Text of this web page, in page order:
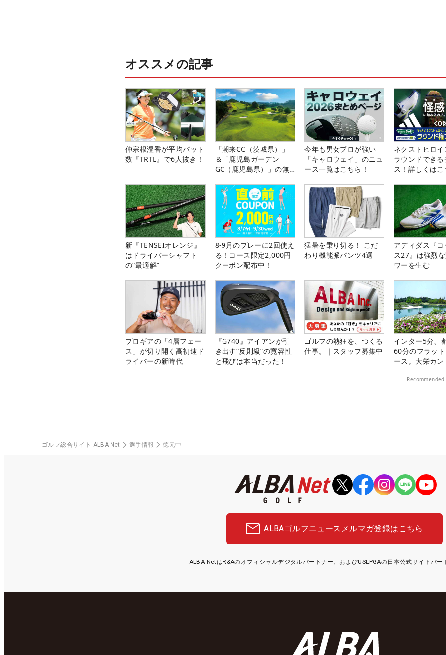
オススメの記事
仲宗根澄香が平均パット
数『TRTL』で6人抜き！
「潮来CC（茨城県）」
＆「鹿児島ガーデン
GC（鹿児島県）」の無
今年も男女プロが強い
「キャロウェイ」のニュ
ース一覧はこちら！
ネクストヒロイ
ラウンドできる
ス！詳しくはこ
新『TENSEIオレンジ』
はドライバーシャフト
の“最適解”
8-9月のプレーに2回使え
る！コース限定2,000円
クーポン配布中！
猛暑を乗り切る！ こだ
わり機能派パンツ4選
アディダス『コ
ス27』は強烈
ワーを生む
プロギアの「4層フェー
ス」が切り開く高初速ド
ライバーの新時代
『G740』アイアンが引
き出す“反則級”の寛容性
と飛びは本当だった！
ゴルフの熱狂を、つくる
仕事。｜スタッフ募集中
インター5分、
60分のフラッ
ース。大栄カン
Recommended
ゴルフ総合サイト ALBA Net 選手情報 徳元中
ALBAゴルフニュース メルマガ登録はこちら
ALBA NetはR&Aのオフィシャルデジタルパートナー、およびUSLPGAの日本公式サイトパー